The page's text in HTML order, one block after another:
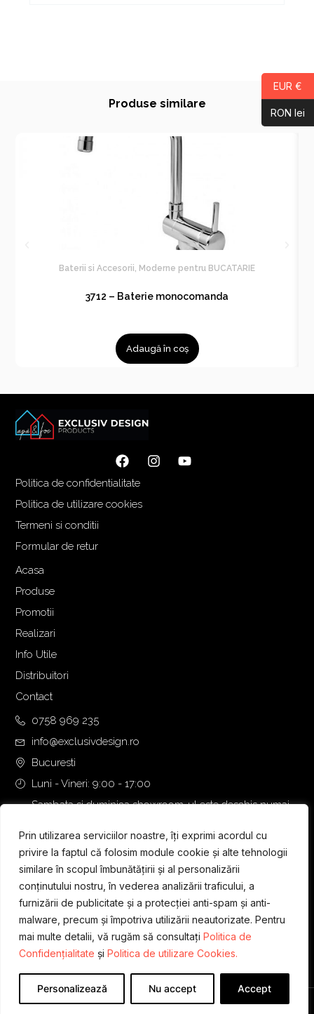
Prin utilizarea serviciilor noastre, îți exprimi acordul cu
privire la faptul că folosim module cookie și alte tehnologii
similare în scopul îmbunătățirii și al personalizării
conținutului nostru, în vederea analizării traficului, a
furnizării de publicitate și a protecției anti-spam și anti-
malware, precum și împotriva utilizării neautorizate. Pentru
mai multe detalii, vă rugăm să consultați Politica de
Confidențialitate și Politica de utilizare Cookies.
Personalizează Nu accept Accept
Produse similare
Baterii si Accesorii Moderne pentru BUCATARIE
3712 – Baterie monocomanda
Adaugă în coș
Politica de confidentialitate
Politica de utilizare cookies
Termeni si conditii
Formular de retur
Acasa
Produse
Promotii
Realizari
Info Utile
Distribuitori
Contact
0758 969 235
info@exclusivdesign.ro
Bucuresti
Luni - Vineri: 9:00 - 17:00
Sambata si duminica showroom-ul este deschis numai
Designed & Developed byWEDEV IT
EUR €
RON lei